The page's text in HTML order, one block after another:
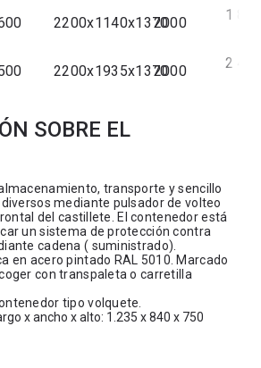
2200x1140x13702000
1
2200x1935x13702000
2
SOBRE EL
transporte y sencillo
mediante pulsador de volteo
del castillete. El contenedor está
un sistema de protección contra
cadena ( suministrado).
en acero pintado RAL 5010. Marcado
con transpaleta o carretilla
tipo volquete.
x ancho x alto: 1.235 x 840 x 750